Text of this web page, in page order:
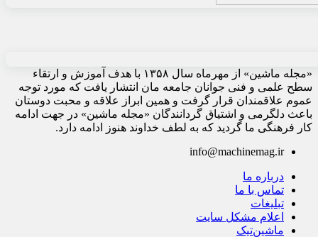
«مجله ماشین» از مهرماه سال ۱۳۵۸ با هدف آموزش و ارتقاء
سطح علمی و فنی جوانان جامعه مان انتشار یافت که مورد توجه
عموم علاقمندان قرار گرفت و همین ابراز علاقه و محبت دوستان
باعث دلگرمی و اشتیاق گردانندگان «مجله ماشین» در جهت ادامه
کار فرهنگی ما گردید که به لطف خداوند هنوز ادامه دارد.
info@machinemag.ir
درباره ما
تماس با ما
تبلیغات
اعلام مشکل سایت
ماشین‌تیک